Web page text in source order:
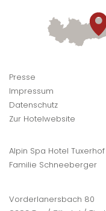
Alpin Spa Hotel Tuxerhof
Familie Schneeberger
Vorderlanersbach 80
Presse
Impressum
Datenschutz
Zur Hotelwebsite